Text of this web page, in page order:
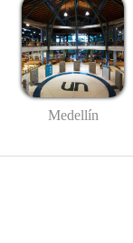
Medellín